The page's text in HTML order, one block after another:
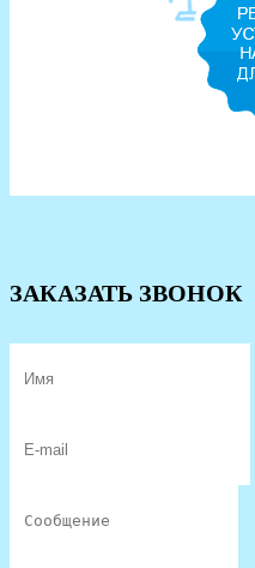
ЗАКАЗАТЬ ЗВОНОК